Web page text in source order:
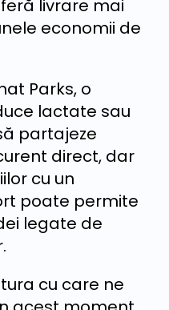
livrare mai
economii de
Parks, o
lactate sau
partajeze
direct, dar
cu un
poate permite
legate de
cu care ne